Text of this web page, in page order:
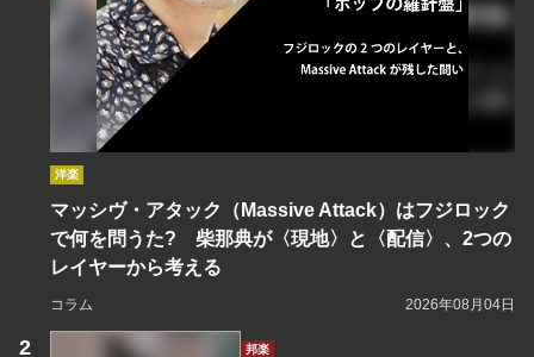
洋楽
マッシヴ・アタック（Massive Attack）はフジロック
で何を問うた? 柴那典が〈現地〉と〈配信〉、2つの
レイヤーから考える
コラム 2026年08月04日
邦楽